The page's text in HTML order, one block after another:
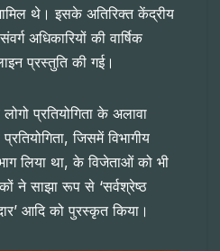
थे। इसके अतिरिक्त केंद्रीय
अधिकारियों की वार्षिक
प्रस्तुति की गई।
प्रतियोगिता के अलावा
जिसमें विभागीय
लिया था, के विजेताओं को भी
ने साझा रूप से ‘सर्वश्रेष्ठ
आदि को पुरस्कृत किया।